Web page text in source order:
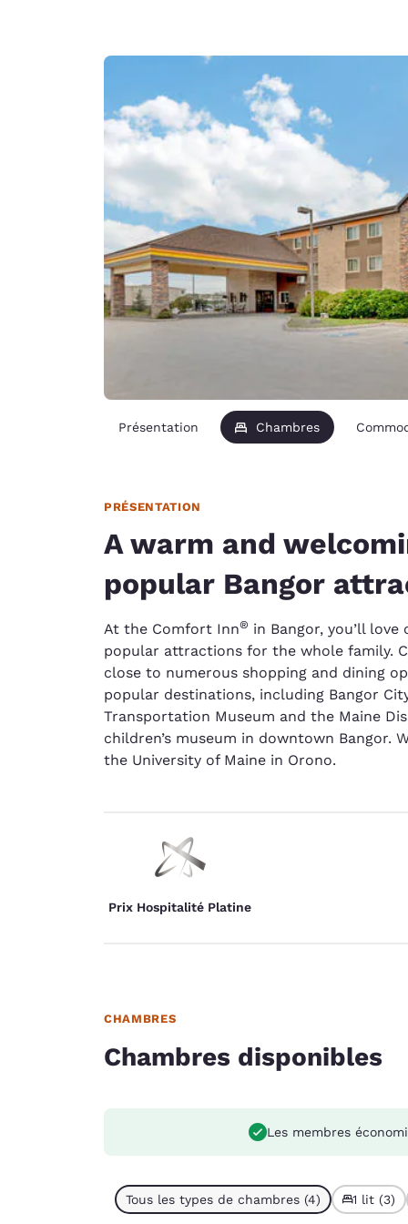
English
Ireland
English
United
English
Asie-Pacifique
Présentation Chambres
PRÉSENTATION
A warm and
popular Bangor
At the Comfort Inn® in Bangor, you’ll
popular attractions for the whole family.
close to numerous shopping and dining
popular destinations, including Bangor
Transportation Museum and the Maine
children’s museum in downtown Bangor.
the University of Maine in Orono.
Prix Hospitalité Platine
CHAMBRES
Chambres disponibles
Les membres
Tous les types de chambres (4) 1 lit (3)